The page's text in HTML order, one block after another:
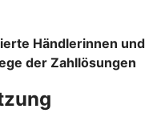
Händlerinnen und
der Zahllösungen